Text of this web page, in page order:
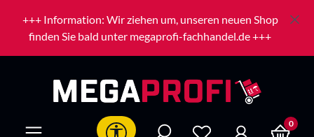
Zum Hauptinhalt springen
+++ Information: Wir ziehen um, unseren neuen Shop
finden Sie bald unter megaprofi-fachhandel.de +++
Werkzeugleiste anzeigen 0